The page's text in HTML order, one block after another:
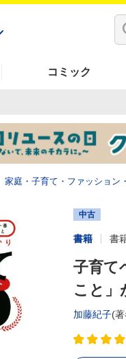
コミック
家庭・子育て・ファッション
中古
書籍 書
子育て
こと」
加藤紀子(著